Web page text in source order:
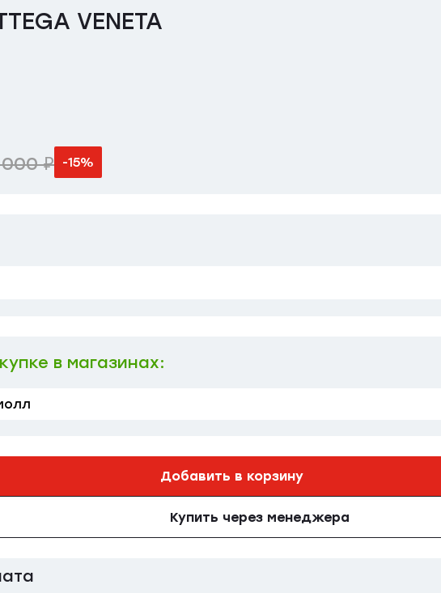
VENETA
₽ -15%
в магазинах:
Добавить в корзину
Купить через менеджера